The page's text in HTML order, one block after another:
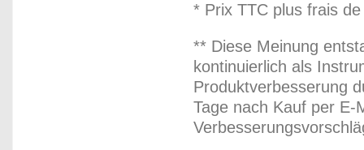
* Prix TTC plus frais
** Diese Meinung
kontinuierlich als
Produktverbesserung
Tage nach Kauf per E-